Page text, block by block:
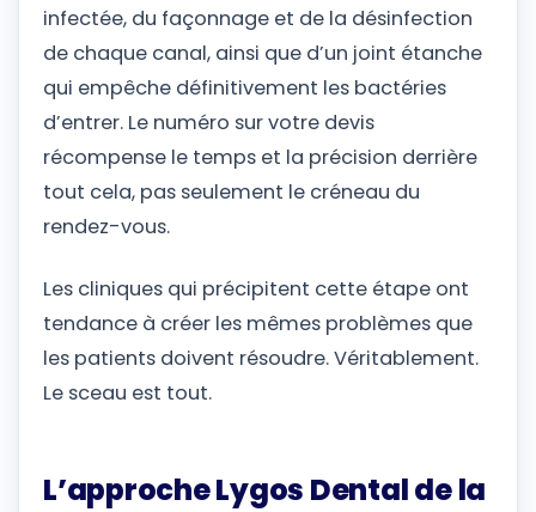
infectée, du façonnage et de la désinfection
de chaque canal, ainsi que d’un joint étanche
qui empêche définitivement les bactéries
d’entrer. Le numéro sur votre devis
récompense le temps et la précision derrière
tout cela, pas seulement le créneau du
rendez-vous.
Les cliniques qui précipitent cette étape ont
tendance à créer les mêmes problèmes que
les patients doivent résoudre. Véritablement.
Le sceau est tout.
L’approche Lygos Dental de la